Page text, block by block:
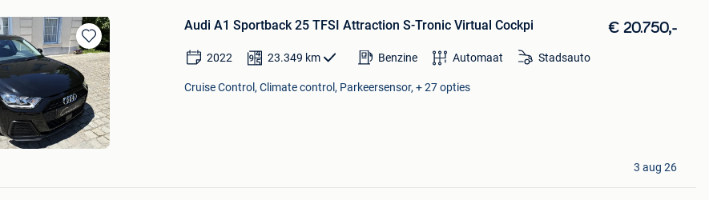
Bewaren
in
Mijn
Favorieten
Audi A1 Sportback 25 TFSI Attraction S-Tronic Virtual Cockpi € 20.750,-
2022 23.349 km Benzine Automaat Stadsauto
Cruise Control, Climate control, Parkeersensor, + 27 opties
3 aug 26